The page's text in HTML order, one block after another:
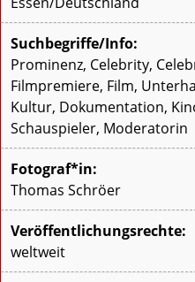
Suchbegriffe/Info:
Prominenz, Celebrity,
Filmpremiere, Film,
Kultur, Dokumentation,
Schauspieler, Moderatorin
Fotograf*in:
Thomas Schröer
Veröffentlichungsrechte:
weltweit